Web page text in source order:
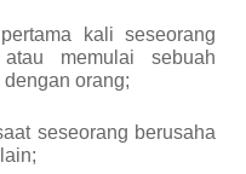
kali seseorang
memulai sebuah
orang;
seseorang berusaha